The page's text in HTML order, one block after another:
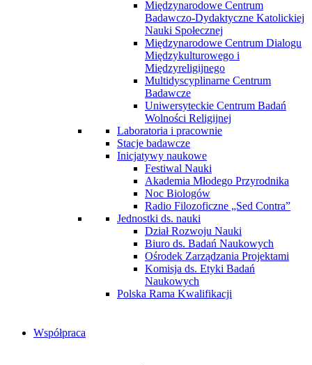
Międzynarodowe Centrum
Badawczo-Dydaktyczne Katolickiej
Nauki Społecznej
Międzynarodowe Centrum Dialogu
Międzykulturowego i
Międzyreligijnego
Multidyscyplinarne Centrum
Badawcze
Uniwersyteckie Centrum Badań
Wolności Religijnej
Laboratoria i pracownie
Stacje badawcze
Inicjatywy naukowe
Festiwal Nauki
Akademia Młodego Przyrodnika
Noc Biologów
Radio Filozoficzne „Sed Contra”
Jednostki ds. nauki
Dział Rozwoju Nauki
Biuro ds. Badań Naukowych
Ośrodek Zarządzania Projektami
Komisja ds. Etyki Badań
Naukowych
Polska Rama Kwalifikacji
Współpraca